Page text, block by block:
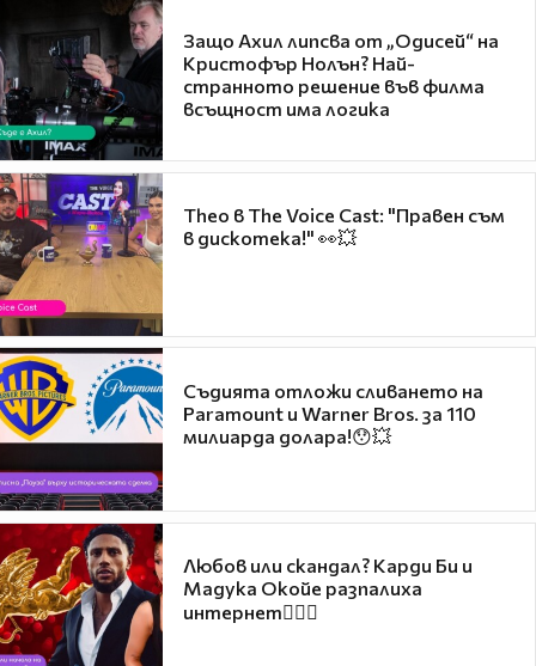
Защо Ахил липсва от „Одисей“ на
Кристофър Нолън? Най-
странното решение във филма
всъщност има логика
Theo в The Voice Cast: "Правен съм
в дискотека!" 👀💥
Съдията отложи сливането на
Paramount и Warner Bros. за 110
милиарда долара!😯💥
Любов или скандал? Карди Би и
Мадука Окойе разпалиха
интернет❤️‍🔥🔥